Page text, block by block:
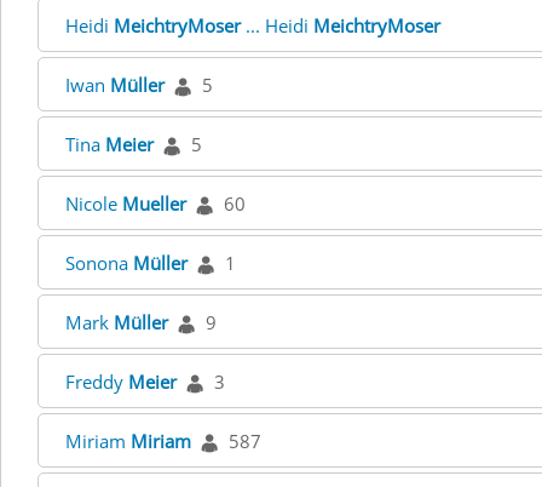
Heidi MeichtryMoser... Heidi MeichtryMoser
Iwan Müller 5
Tina Meier 5
Nicole Mueller 60
Sonona Müller 1
Mark Müller 9
Freddy Meier 3
Miriam Miriam 587